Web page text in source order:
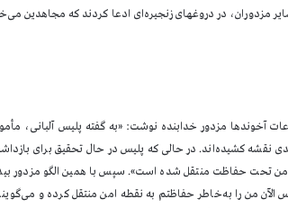
مزدوران، در دروغهای زنجیره‌ای ادعا کردند که مجاهدین
آخوندها مزدور خدابنده نوشت: «به گفته پلیس آلبانی،
نقشه کشیده‌اند. در حالی که پلیس در حال تحقیق برای
تحت حفاظت منتقل شده است». سپس با همین الگو مزدور
الآن من را به‌خاطر حفاظتم به نقطه امن منتقل کرده و